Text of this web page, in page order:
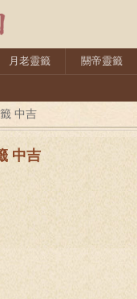
月老靈籤 關帝靈籤
中吉
中吉